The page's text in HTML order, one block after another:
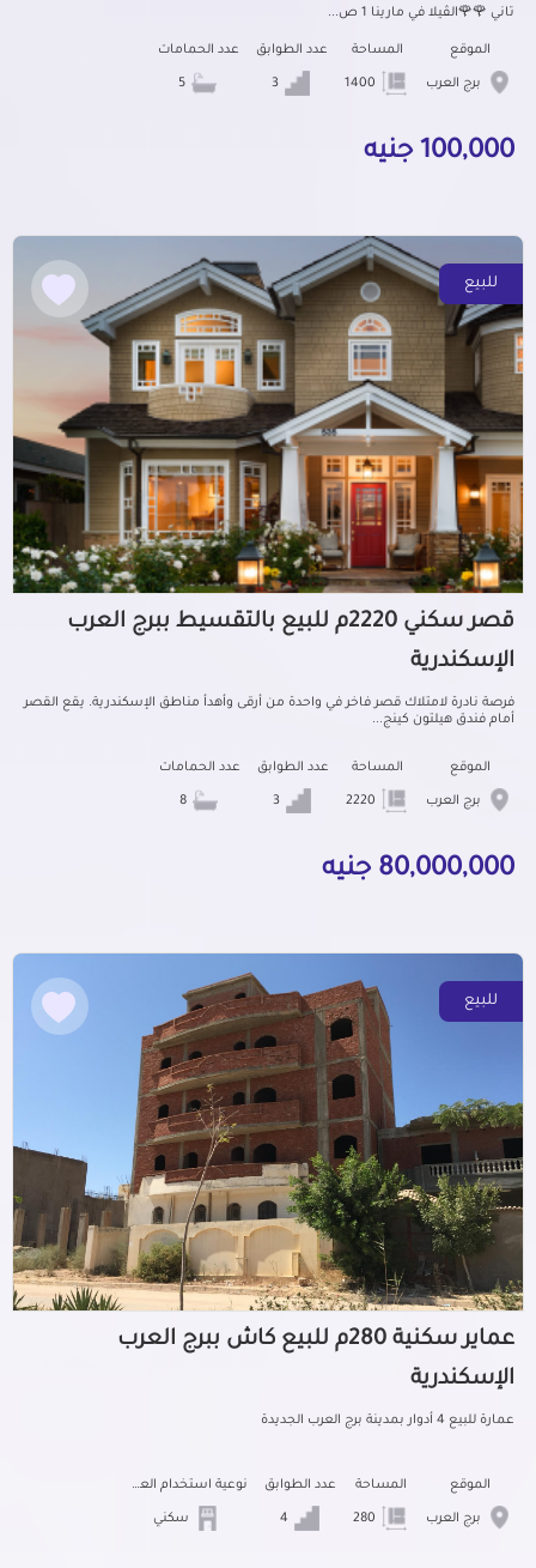
تاني 🌹🌹الڤيلا في مارينا 1 ص...
الموقع
برج العرب
المساحة عدد الطوابق عدد الحمامات
100,000 جنيه
للبيع
قصر سكني 2220م للبيع بالتقسيط ببرج العرب
الإسكندرية
فرصة نادرة لامتلاك قصر فاخر في واحدة من أرقى وأهدأ مناطق الإسكندرية. يقع القصر
أمام فندق هيلتون كينج...
الموقع
برج العرب
المساحة عدد الطوابق عدد الحمامات
80,000,000 جنيه
للبيع
عماير سكنية 280م للبيع كاش ببرج العرب
الإسكندرية
عمارة للبيع 4 أدوار بمدينة برج العرب الجديدة
الموقع
برج العرب
المساحة عدد الطوابق نوعية استخدام العمارة
سكني